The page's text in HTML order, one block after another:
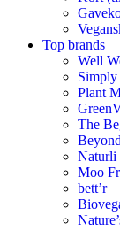
Top brands
Well
Simply
Plant
The
Naturli
Moo
bett’r